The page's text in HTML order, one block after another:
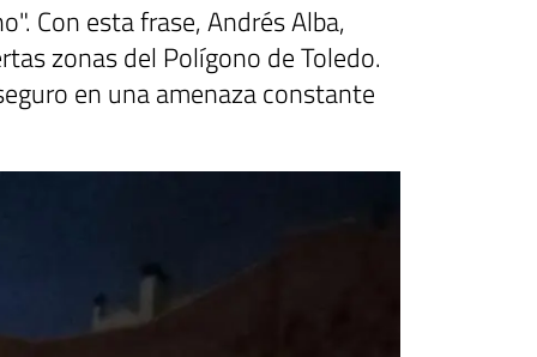
Con esta frase, Andrés Alba,
zonas del Polígono de Toledo.
en una amenaza constante